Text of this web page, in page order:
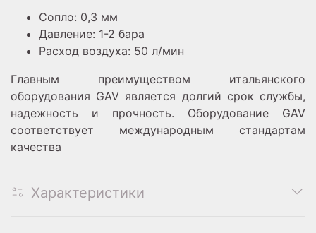
Сопло: 0,3 мм
Давление: 1-2 бара
Расход воздуха: 50 л/мин
Главным преимуществом итальянского
оборудования GAV является долгий срок службы,
надежность и прочность. Оборудование GAV
соответствует международным стандартам
качества
Характеристики